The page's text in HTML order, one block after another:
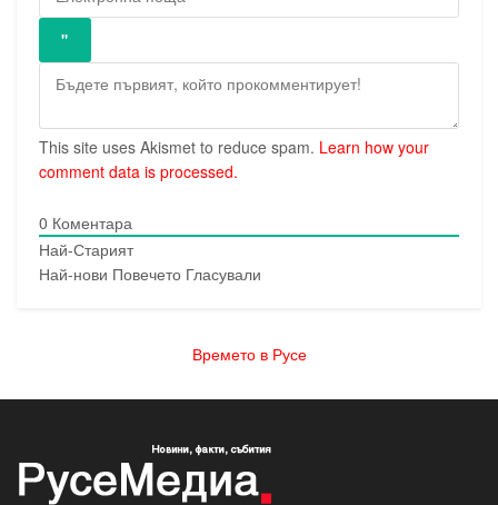
This site uses Akismet to reduce spam. Learn how your
comment data is processed.
0 Коментара
Най-Старият
Най-нови Повечето Гласували
Времето в Русе